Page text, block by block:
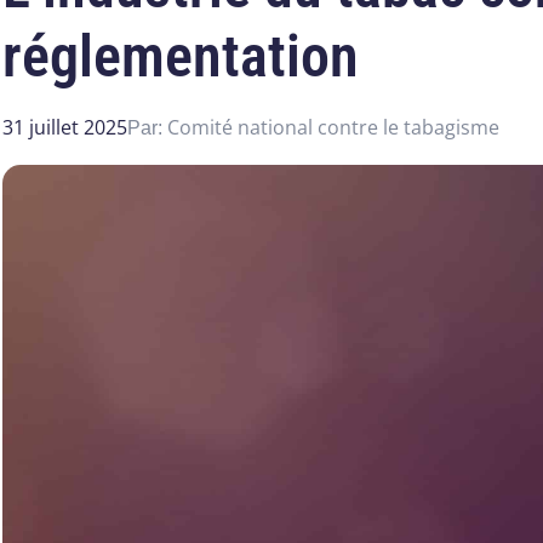
réglementation
31 juillet 2025Par: Comité national contre le tabagisme